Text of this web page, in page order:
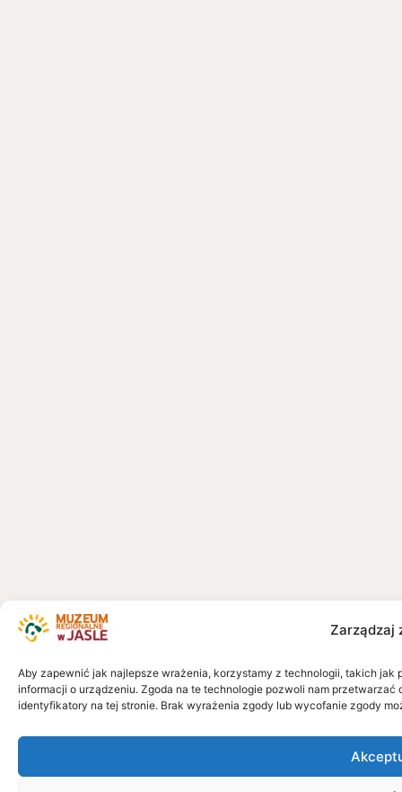
Zarządzaj
Aby zapewnić jak najlepsze wrażenia, korzystamy z technologii, takich
informacji o urządzeniu. Zgoda na te technologie pozwoli nam
identyfikatory na tej stronie. Brak wyrażenia zgody lub wycofanie zgody